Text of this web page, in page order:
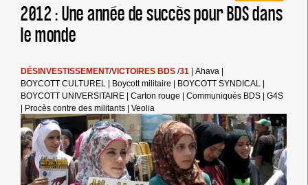
BDS
FRANCE
2012 : Une année de succès pour BDS dans
le monde
DÉSINVESTISSEMENT/VICTOIRES BDS /31 |Ahava
BOYCOTT CULTUREL
Boycott militaire BOYCOTT SYNDICAL
BOYCOTT UNIVERSITAIRE |Carton rouge |Communiqués BDS |G4S
Procès contre des militants |Veolia